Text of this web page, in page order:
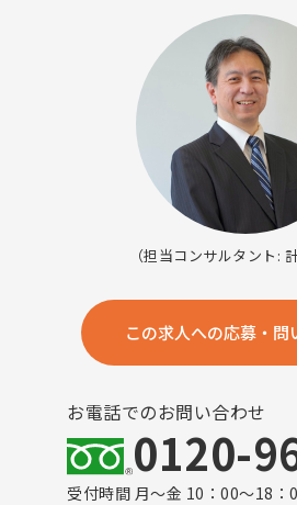
（担当コンサルタント:
この求人への応募・問
お電話でのお問い合わせ
0120-
受付時間 月～金 10：00～18：